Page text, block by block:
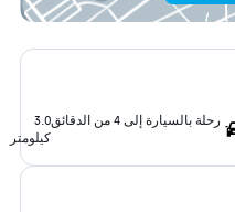
رحلة بالسيارة إلى 4 من الدقائق
3.0
كيلومتر